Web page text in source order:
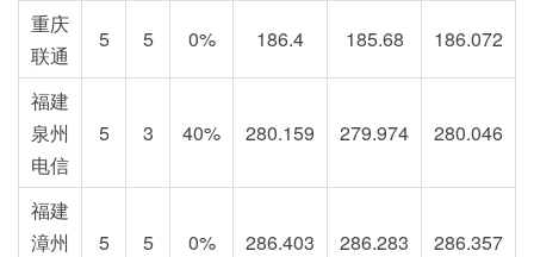
重庆
联通
5 5 0% 186.4 185.68 186.072
福建
泉州
电信
5 3 40% 280.159 279.974 280.046
福建
漳州
5 5 0% 286.403 286.283 286.357